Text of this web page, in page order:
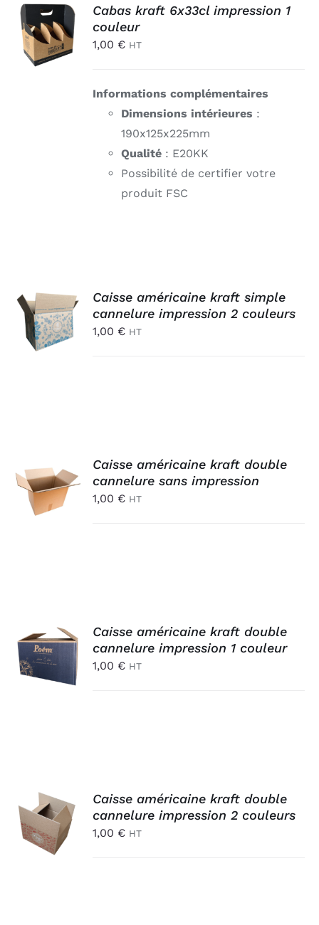
AJOUTER
AU
PANIER
/
DÉTAILS
Cabas kraft 6x33cl impression 1
couleur
1,00 € HT
Informations complémentaires
Dimensions intérieures :
190x125x225mm
Qualité : E20KK
Possibilité de certifier votre
produit FSC
AJOUTER
AU
PANIER
/
DÉTAILS
Caisse américaine kraft simple
cannelure impression 2 couleurs
1,00 € HT
AU
PANIER
/
Caisse américaine kraft double
cannelure sans impression
1,00 € HT
AJOUTER
AU
PANIER
DÉTAILS
Caisse américaine kraft double
cannelure impression 1 couleur
1,00 € HT
AJOUTER
AU
PANIER
/
DÉTAILS
Caisse américaine kraft double
cannelure impression 2 couleurs
1,00 € HT